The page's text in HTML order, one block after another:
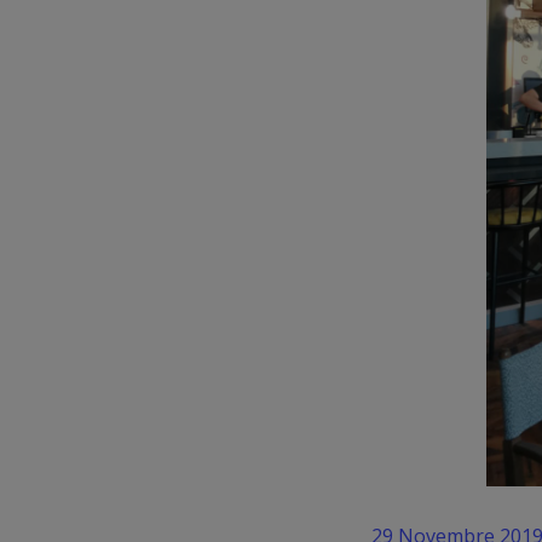
29 Novembre 2019